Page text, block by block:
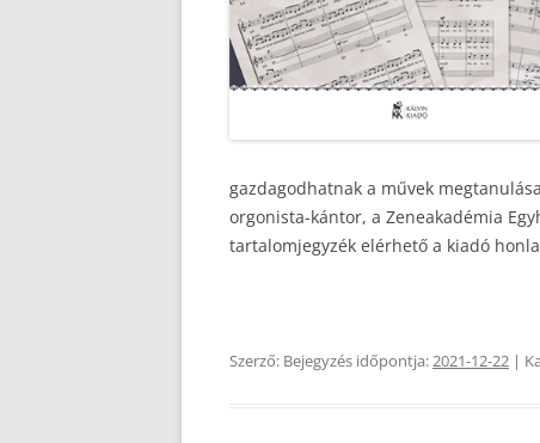
gazdagodhatnak a művek
orgonista-kántor, a Zeneakadémia
tartalomjegyzék elérhető a kiadó
Szerző: Bejegyzés időpontja:2021-12-22 |